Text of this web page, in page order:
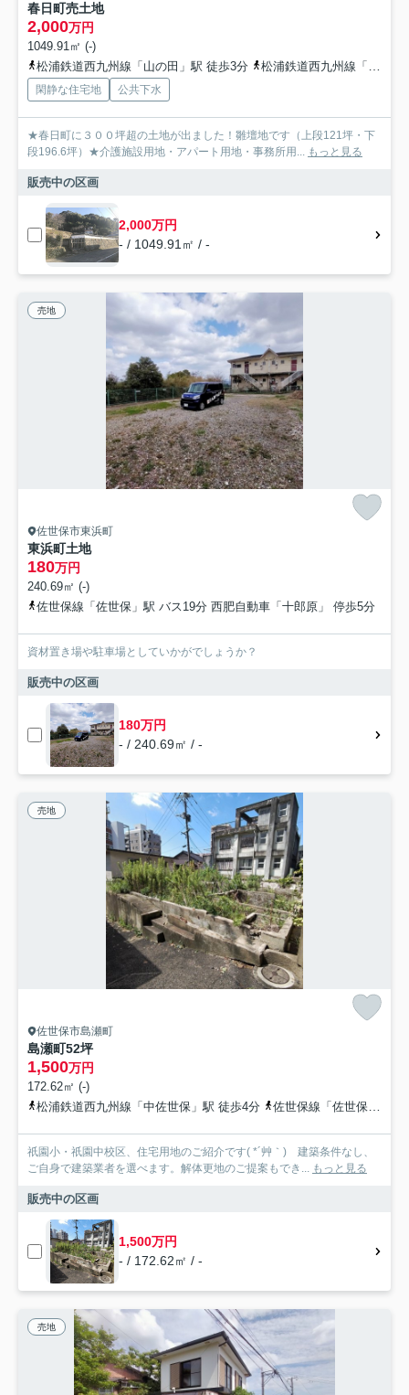
春日町売土地
2,000万円
1049.91㎡ (-)
松浦鉄道西九州線「山の田」駅 徒歩3分
松浦鉄道西九州線「北佐世保」駅 バス5分 西肥自動車「山の田（長崎県）」 停歩4分
閑静な住宅地 公共下水
★春日町に３００坪超の土地が出ました！雛壇地です（上段121坪・下
段196.6坪）★介護施設用地・アパート用地・事務所用... もっと見る
販売中の区画
2,000万円
- / 1049.91㎡ / -
売地
佐世保市東浜町
東浜町土地
180万円
240.69㎡ (-)
佐世保線「佐世保」駅 バス19分 西肥自動車「十郎原」 停歩5分
資材置き場や駐車場としていかがでしょうか？
販売中の区画
180万円
- / 240.69㎡ / -
売地
佐世保市島瀬町
島瀬町52坪
1,500万円
172.62㎡ (-)
松浦鉄道西九州線「中佐世保」駅 徒歩4分
佐世保線「佐世保」駅 徒歩16分
祇園小・祇園中校区、住宅用地のご紹介です( *´艸｀) 建築条件なし、
ご自身で建築業者を選べます。解体更地のご提案もでき... もっと見る
販売中の区画
1,500万円
- / 172.62㎡ / -
売地